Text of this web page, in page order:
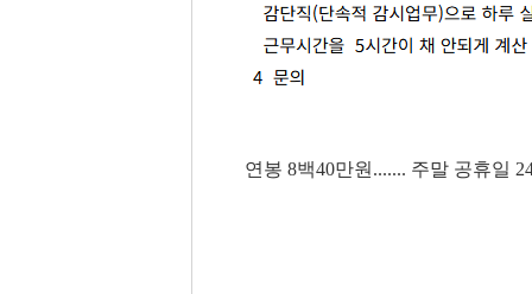
연봉 8백40만원....... 주말 공휴일